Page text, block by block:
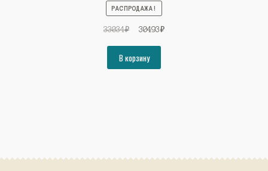
РАСПРОДАЖА!
33034₽
Первоначальная
составляла
33034₽.
30493₽Текущая
В корзину